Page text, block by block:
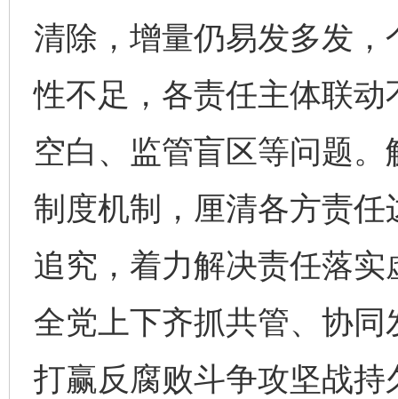
清除，增量仍易发多发
性不足，各责任主体联
空白、监管盲区等问题
制度机制，厘清各方责
追究，着力解决责任落
全党上下齐抓共管、协同
打赢反腐败斗争攻坚战持